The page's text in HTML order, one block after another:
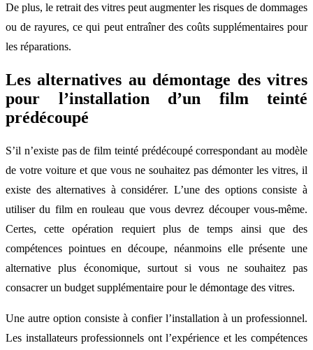
De plus, le retrait des vitres peut augmenter les risques de dommages
ou de rayures, ce qui peut entraîner des coûts supplémentaires pour
les réparations.
Les alternatives au démontage des vitres
pour l’installation d’un film teinté
prédécoupé
S’il n’existe pas de film teinté prédécoupé correspondant au modèle
de votre voiture et que vous ne souhaitez pas démonter les vitres, il
existe des alternatives à considérer. L’une des options consiste à
utiliser du film en rouleau que vous devrez découper vous-même.
Certes, cette opération requiert plus de temps ainsi que des
compétences pointues en découpe, néanmoins elle présente une
alternative plus économique, surtout si vous ne souhaitez pas
consacrer un budget supplémentaire pour le démontage des vitres.
Une autre option consiste à confier l’installation à un professionnel.
Les installateurs professionnels ont l’expérience et les compétences